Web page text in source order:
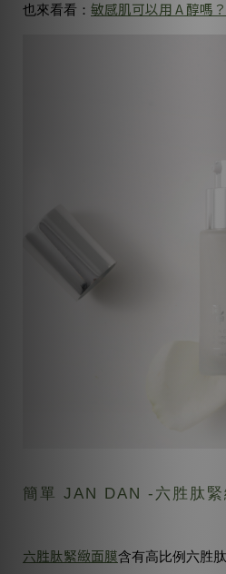
也來看看 ： 敏感肌可以用 A 醇嗎
簡單 JAN DAN -六胜肽緊
六胜肽緊緻面膜含有高比例六胜